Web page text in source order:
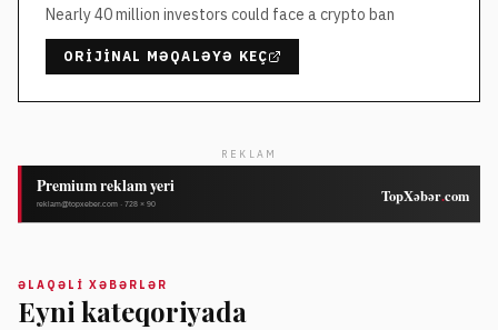
Nearly 40 million investors could face a crypto ban
ORIJINAL MƏQALƏYƏ KEÇ
REKLAM
ƏLAQƏLI XƏBƏRLƏR
Eyni kateqoriyada